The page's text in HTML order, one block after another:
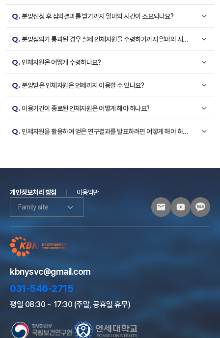
Q. 분양신청 후 심의결과를 받기까지 얼마의 시간이 소요되나요?
Q. 분양심의가 통과된 경우 실제 인체자원을 수령하기까지 얼마의 시간
Q. 인체자원은 어떻게 수령하나요?
Q. 분양받은 인체자원은 언제까지 이용할 수 있나요?
Q. 이용기간이 종료된 인체자원은 어떻게 해야 하나요?
Q. 인체자원을 활용하여 얻은 연구결과를 발표하려면 어떻게 해야 하나
개인정보처리 방침
이용약관
Family site
kbnysvc@gmail.com
031-546-2715
평일 08:30 ~ 17:30 (주말, 공휴일 휴무)